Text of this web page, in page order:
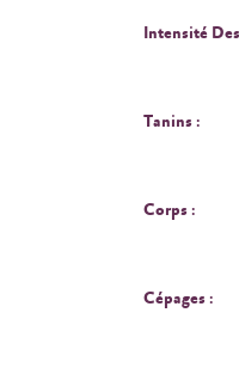
Intensité
Tanins :
Corps :
Cépages :